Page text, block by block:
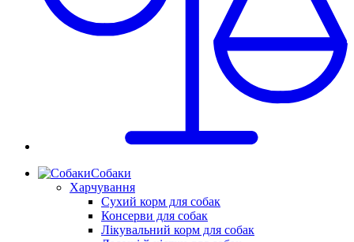
Собаки
Харчування
Сухий корм для собак
Консерви для собак
Лікувальний корм для собак